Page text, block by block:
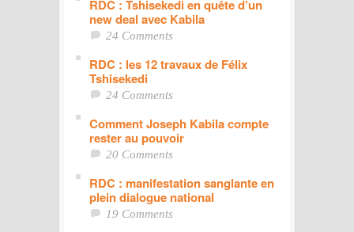
RDC : Tshisekedi en quête d’un
new deal avec Kabila
24 Comments
RDC : les 12 travaux de Félix
Tshisekedi
24 Comments
Comment Joseph Kabila compte
rester au pouvoir
20 Comments
RDC : manifestation sanglante en
plein dialogue national
19 Comments